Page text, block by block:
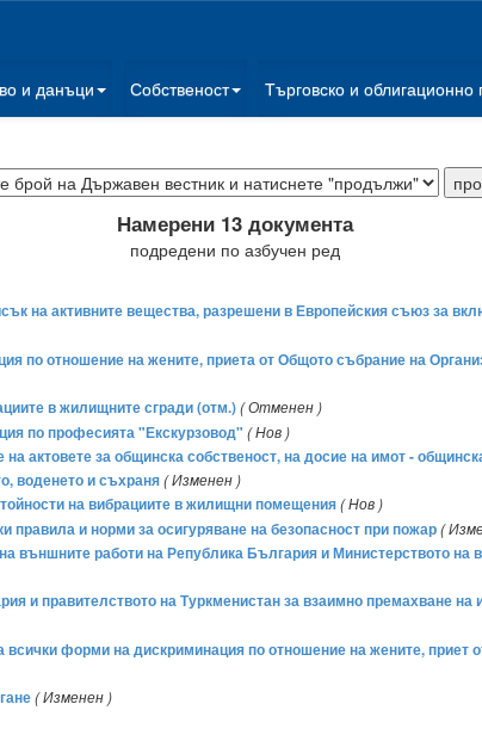
и данъци Собственост Търговско и облигационно
Намерени 13 документа
подредени по азбучен ред
на активните вещества, разрешени в Европейския съюз за
по отношение на жените, приета от Общото събрание на
в жилищните сгради (отм.)( Отменен )
по професията "Екскурзовод" ( Нов )
актовете за общинска собственост, на досие на имот -
воденето и съхраня( Изменен )
на вибрациите в жилищни помещения( Нов )
правила и норми за осигуряване на безопасност при пожар(
външните работи на Република България и Министерството на
и правителството на Туркменистан за взаимно премахване на
форми на дискриминация по отношение на жените, приет
( Изменен )